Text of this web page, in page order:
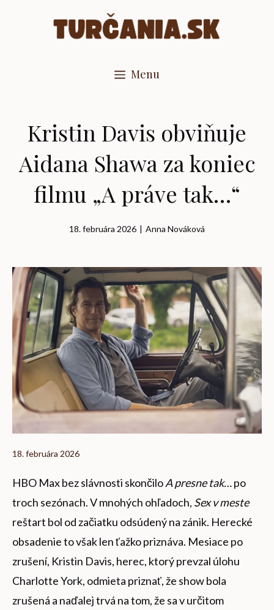
Menu
Kristin Davis obviňuje
Aidana Shawa za koniec
filmu „A práve tak…“
18. februára 2026 | Anna Nováková
18. februára 2026
HBO Max bez slávnosti skončiloA presne tak…po
troch sezónach. V mnohých ohľadoch, Sex v meste
reštart bol od začiatku odsúdený na zánik. Herecké
obsadenie to však len ťažko priznáva. Mesiace po
zrušení, Kristin Davis, herec, ktorý prevzal úlohu
Charlotte York, odmieta priznať, že show bola
zrušená a naďalej trvá na tom, že sa v určitom